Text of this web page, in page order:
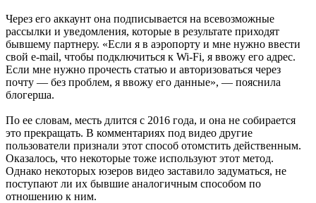
Через его аккаунт она подписывается на всевозможные
рассылки и уведомления, которые в результате приходят
бывшему партнеру. «Если я в аэропорту и мне нужно ввести
свой e-mail, чтобы подключиться к Wi-Fi, я ввожу его адрес.
Если мне нужно прочесть статью и авторизоваться через
почту — без проблем, я ввожу его данные», — пояснила
блогерша.
По ее словам, месть длится с 2016 года, и она не собирается
это прекращать. В комментариях под видео другие
пользователи признали этот способ отомстить действенным.
Оказалось, что некоторые тоже используют этот метод.
Однако некоторых юзеров видео заставило задуматься, не
поступают ли их бывшие аналогичным способом по
отношению к ним.